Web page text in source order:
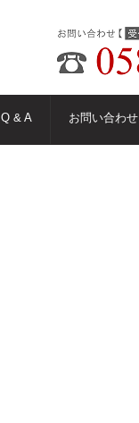
Q & A お問い合わせ